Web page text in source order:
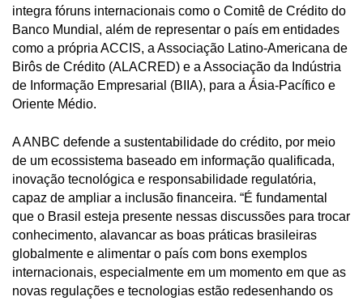
integra fóruns internacionais como o Comitê de Crédito do
Banco Mundial, além de representar o país em entidades
como a própria ACCIS, a Associação Latino-Americana de
Birôs de Crédito (ALACRED) e a Associação da Indústria
de Informação Empresarial (BIIA), para a Ásia-Pacífico e
Oriente Médio.
A ANBC defende a sustentabilidade do crédito, por meio
de um ecossistema baseado em informação qualificada,
inovação tecnológica e responsabilidade regulatória,
capaz de ampliar a inclusão financeira. “É fundamental
que o Brasil esteja presente nessas discussões para trocar
conhecimento, alavancar as boas práticas brasileiras
globalmente e alimentar o país com bons exemplos
internacionais, especialmente em um momento em que as
novas regulações e tecnologias estão redesenhando os